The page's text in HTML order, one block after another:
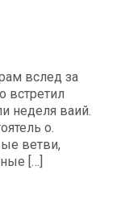
вслед за
встретил
неделя ваий.
о.
ветви,
[…]